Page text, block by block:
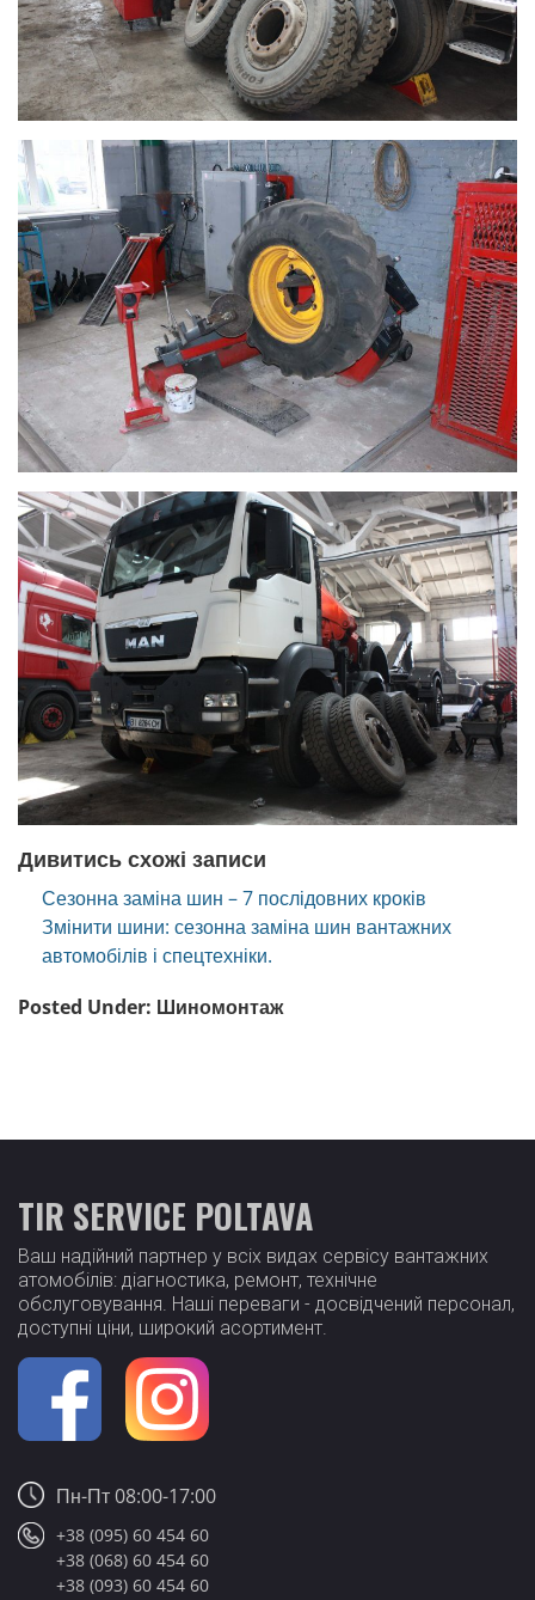
Дивитись схожі записи
Сезонна заміна шин – 7 послідовних кроків
Змінити шини: сезонна заміна шин вантажних
автомобілів і спецтехніки.
Posted Under: Шиномонтаж
TIR SERVICE POLTAVA
Ваш надійний партнер у всіх видах сервісу вантажних
атомобілів: діагностика, ремонт, технічне
обслуговування. Наші переваги - досвідчений персонал,
доступні ціни, широкий асортимент.
Пн-Пт 08:00-17:00
+38 (095) 60 454 60
+38 (068) 60 454 60
+38 (093) 60 454 60